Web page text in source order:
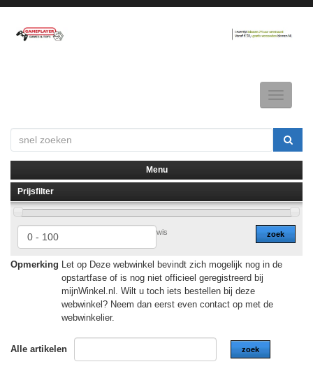
Toggle
▼
▼
Menu
Prijsfilter
zoek
wis
Opmerking Let op Deze webwinkel bevindt zich mogelijk nog in de
opstartfase of is nog niet officieel geregistreerd bij
mijnWinkel.nl. Wilt u toch iets bestellen bij deze
webwinkel? Neem dan eerst even contact op met de
webwinkelier.
Alle artikelen zoek